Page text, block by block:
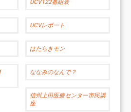
UCV122番組表
UCVレポート
はたらきモン
ななみのなんで？
信州上田医療センター市民講
座